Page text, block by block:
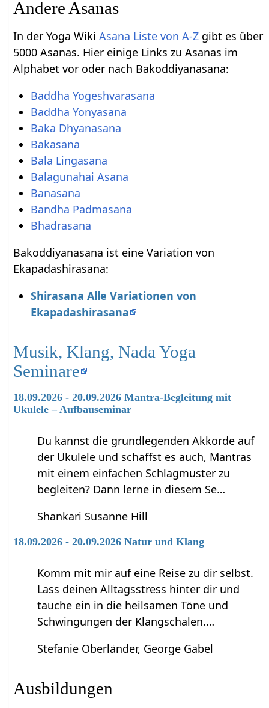
Andere Asanas
In der Yoga WikiAsana Liste von A-Z gibt es über
5000 Asanas. Hier einige Links zu Asanas im
Alphabet vor oder nach Bakoddiyanasana:
Baddha Yogeshvarasana
Baddha Yonyasana
Baka Dhyanasana
Bakasana
Bala Lingasana
Balagunahai Asana
Banasana
Bandha Padmasana
Bhadrasana
Bakoddiyanasana ist eine Variation von
Ekapadashirasana:
Shirasana Alle Variationen von
Ekapadashirasana
Musik, Klang, Nada Yoga
Seminare
18.09.2026 - 20.09.2026 Mantra-Begleitung mit
Ukulele – Aufbauseminar
Du kannst die grundlegenden Akkorde auf
der Ukulele und schaffst es auch, Mantras
mit einem einfachen Schlagmuster zu
begleiten? Dann lerne in diesem Se…
Shankari Susanne Hill
18.09.2026 - 20.09.2026 Natur und Klang
Komm mit mir auf eine Reise zu dir selbst.
Lass deinen Alltagsstress hinter dir und
tauche ein in die heilsamen Töne und
Schwingungen der Klangschalen.…
Stefanie Oberländer, George Gabel
Ausbildungen